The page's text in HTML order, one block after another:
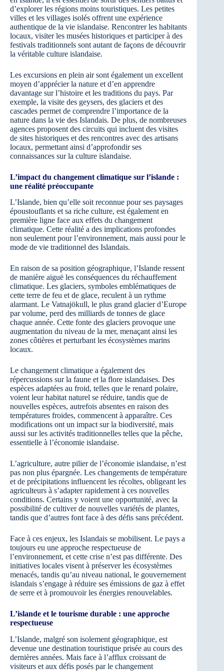
d’explorer les régions moins touristiques. Les petites
villes et les villages isolés offrent une expérience
authentique de la vie islandaise. Rencontrer les habitants
locaux, visiter les musées historiques et participer à des
festivals traditionnels sont autant de façons de découvrir
la véritable culture islandaise.
Les excursions en plein air sont également un excellent
moyen d’apprécier la nature et d’en apprendre
davantage sur l’histoire et les traditions du pays. Par
exemple, la visite des geysers, des glaciers et des
cascades permet de comprendre l’importance de la
nature dans la vie des Islandais. De plus, de nombreuses
agences proposent des circuits qui incluent des visites
de sites historiques et des rencontres avec des artisans
locaux, permettant ainsi d’approfondir ses
connaissances sur la culture islandaise.
L’impact du changement climatique sur l’islande :
une réalité préoccupante
L’Islande, bien qu’elle soit reconnue pour ses paysages
époustouflants et sa riche culture, est également en
première ligne face aux effets du changement
climatique. Cette réalité a des implications profondes
non seulement pour l’environnement, mais aussi pour le
mode de vie traditionnel des Islandais.
En raison de sa position géographique, l’Islande ressent
de manière aiguë les conséquences du réchauffement
climatique. Les glaciers, symboles emblématiques de
cette terre de feu et de glace, reculent à un rythme
alarmant. Le Vatnajökull, le plus grand glacier d’Europe
par volume, perd des milliards de tonnes de glace
chaque année. Cette fonte des glaciers provoque une
augmentation du niveau de la mer, menaçant ainsi les
zones côtières et perturbant les écosystèmes marins
locaux.
Le changement climatique a également des
répercussions sur la faune et la flore islandaises. Des
espèces adaptées au froid, telles que le renard polaire,
voient leur habitat naturel se réduire, tandis que de
nouvelles espèces, autrefois absentes en raison des
températures froides, commencent à apparaître. Ces
modifications ont un impact sur la biodiversité, mais
aussi sur les activités traditionnelles telles que la pêche,
essentielle à l’économie islandaise.
L’agriculture, autre pilier de l’économie islandaise, n’est
pas non plus épargnée. Les changements de température
et de précipitations influencent les récoltes, obligeant les
agriculteurs à s’adapter rapidement à ces nouvelles
conditions. Certains y voient une opportunité, avec la
possibilité de cultiver de nouvelles variétés de plantes,
tandis que d’autres font face à des défis sans précédent.
Face à ces enjeux, les Islandais se mobilisent. Le pays a
toujours eu une approche respectueuse de
l’environnement, et cette crise n’est pas différente. Des
initiatives locales visent à préserver les écosystèmes
menacés, tandis qu’au niveau national, le gouvernement
islandais s’engage à réduire ses émissions de gaz à effet
de serre et à promouvoir les énergies renouvelables.
L’islande et le tourisme durable : une approche
respectueuse
L’Islande, malgré son isolement géographique, est
devenue une destination touristique prisée au cours des
dernières années. Mais face à l’afflux croissant de
visiteurs et aux défis posés par le changement